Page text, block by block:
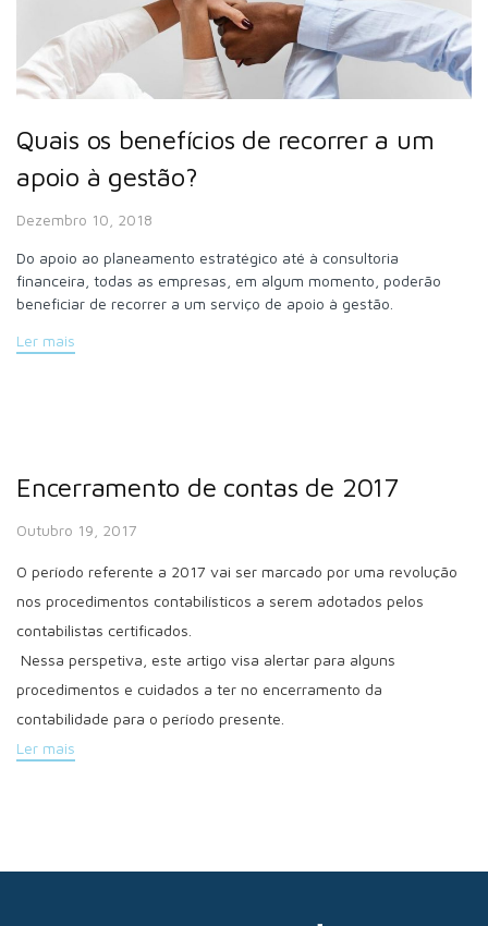
Quais os benefícios de recorrer a um
apoio à gestão?
Dezembro 10, 2018
Do apoio ao planeamento estratégico até à consultoria
financeira, todas as empresas, em algum momento, poderão
beneficiar de recorrer a um serviço de apoio à gestão.
Ler mais
Encerramento de contas de 2017
Outubro 19, 2017
O período referente a 2017 vai ser marcado por uma revolução
nos procedimentos contabilísticos a serem adotados pelos
contabilistas certificados.
Nessa perspetiva, este artigo visa alertar para alguns
procedimentos e cuidados a ter no encerramento da
contabilidade para o período presente.
Ler mais